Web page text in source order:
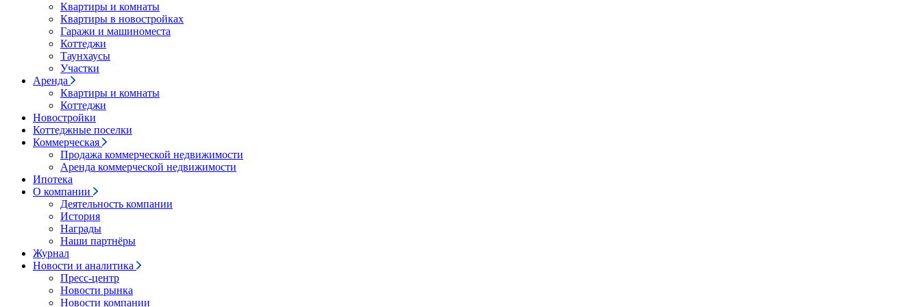
Квартиры и комнаты
Квартиры в новостройках
Гаражи и машиноместа
Коттеджи
Таунхаусы
Участки
Аренда
Квартиры и комнаты
Коттеджи
Новостройки
Коттеджные поселки
Коммерческая
Продажа коммерческой недвижимости
Аренда коммерческой недвижимости
Ипотека
О компании
Деятельность компании
История
Награды
Наши партнёры
Журнал
Новости и аналитика
Пресс-центр
Новости рынка
Новости компании